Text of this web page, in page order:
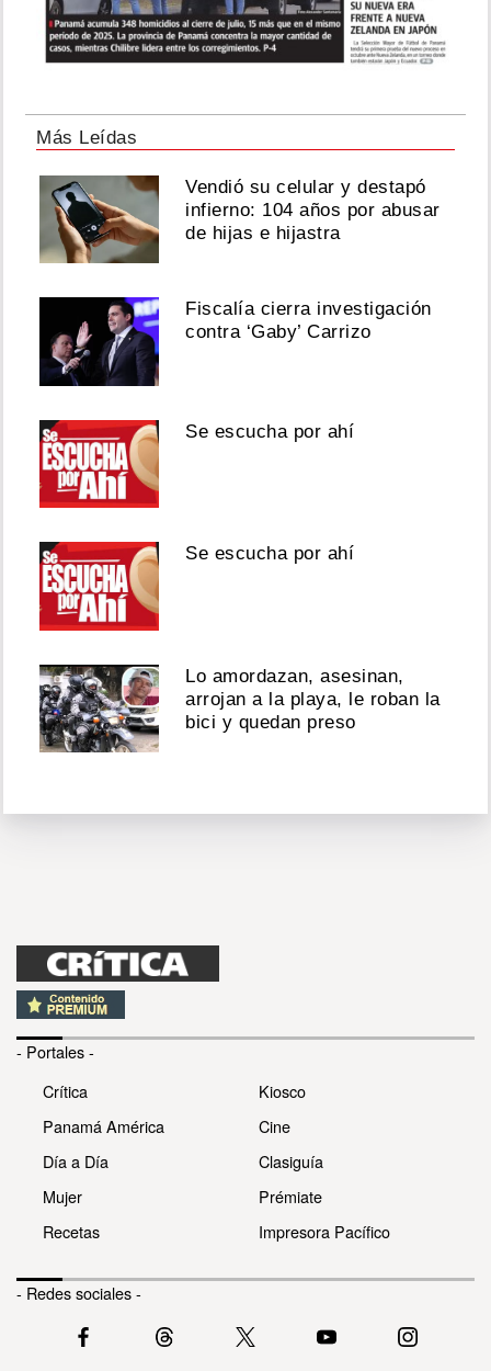
Más Leídas
Vendió su celular y destapó
infierno: 104 años por abusar
de hijas e hijastra
Fiscalía cierra investigación
contra ‘Gaby’ Carrizo
Se escucha por ahí
Se escucha por ahí
Lo amordazan, asesinan,
arrojan a la playa, le roban la
bici y quedan preso
- Portales -
Crítica
Panamá América
Día a Día
Mujer
Recetas
Kiosco
Cine
Clasiguía
Prémiate
Impresora Pacífico
- Redes sociales -